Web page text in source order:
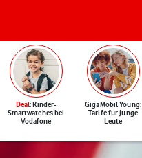
Deal: Kinder-
Smartwatches bei
Vodafone
GigaMobil Young:
Tarife für junge
Leute